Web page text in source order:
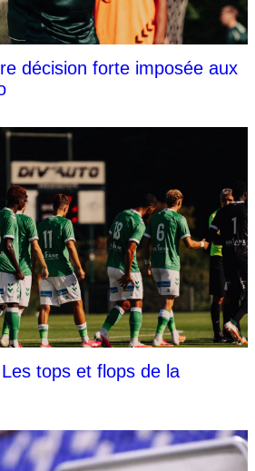
décision forte imposée aux
tops et flops de la